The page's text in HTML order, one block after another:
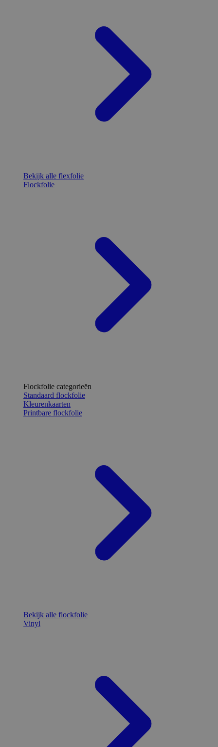
Bekijk alle flexfolie
Flockfolie
Flockfolie categorieën
Standaard flockfolie
Kleurenkaarten
Printbare flockfolie
Bekijk alle flockfolie
Vinyl